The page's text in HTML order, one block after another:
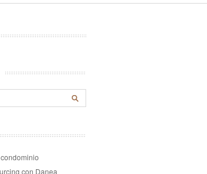
con Danea